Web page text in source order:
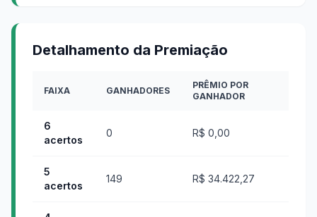
Detalhamento da Premiação
FAIXA GANHADORES
PRÊMIO POR
GANHADOR
6
acertos
0 R$ 0,00
5
acertos
149 R$ 34.422,27